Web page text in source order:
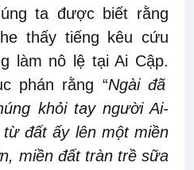
ta được biết rằng
thấy tiếng kêu cứu
làm nô lệ tại Ai Cập.
phán rằng “Ngài đã
khỏi tay người Ai-
đất ấy lên một miền
miền đất tràn trề sữa